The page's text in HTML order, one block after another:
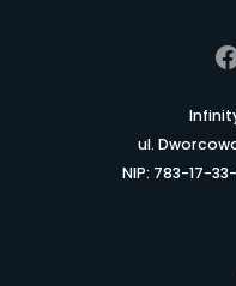
ul.
NIP: 783-17-